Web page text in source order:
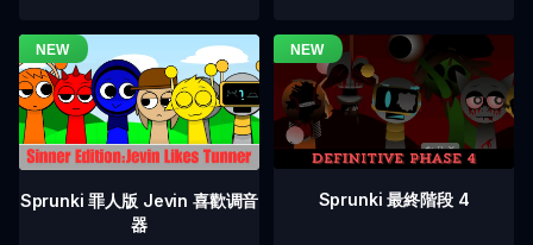
Sprunki 罪人版 Jevin 喜歡调音
器
Sprunki 最終階段 4